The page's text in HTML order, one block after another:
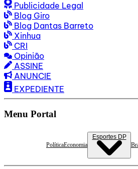
Publicidade Legal
Blog Giro
Blog Dantas Barreto
Xinhua
CRI
Opinião
ASSINE
ANUNCIE
EXPEDIENTE
Menu Portal
PolíticaEconomia
Esportes DP